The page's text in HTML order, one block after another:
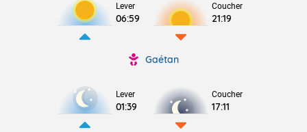
Lever
06:59
Coucher
21:19
Gaétan
Lever
01:39
Coucher
17:11